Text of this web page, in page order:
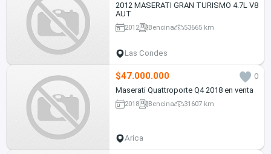
2012 MASERATI GRAN TURISMO 4.7L V8
AUT
2012 Bencina 53665 km
Las Condes
$47.000.000
0
Maserati Quattroporte Q4 2018 en venta
2018 Bencina 31607 km
Arica